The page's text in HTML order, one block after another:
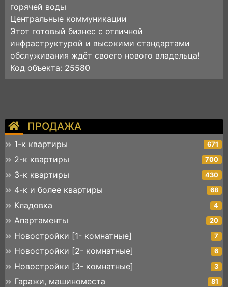
ПРОДАЖА
1-к квартиры 671
2-к квартиры 700
3-к квартиры 430
4-к и более квартиры 68
Кладовка 4
Апартаменты 20
Новостройки [1- комнатные] 7
Новостройки [2- комнатные] 6
Новостройки [3- комнатные] 3
Гаражи, машиноместа 81
горячей воды
Центральные коммуникации
Этот готовый бизнес с отличной
инфраструктурой и высокими стандартами
обслуживания ждёт своего нового владельца!
Код объекта: 25580